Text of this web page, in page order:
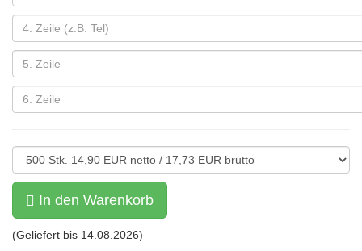
In den Warenkorb
(Geliefert bis 14.08.2026)